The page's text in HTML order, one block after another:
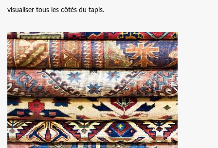
visualiser tous les côtés du tapis.